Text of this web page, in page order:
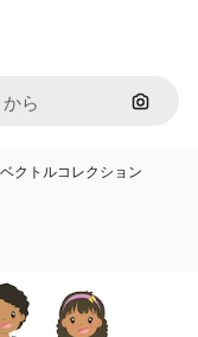
画像で
クトルコレクション